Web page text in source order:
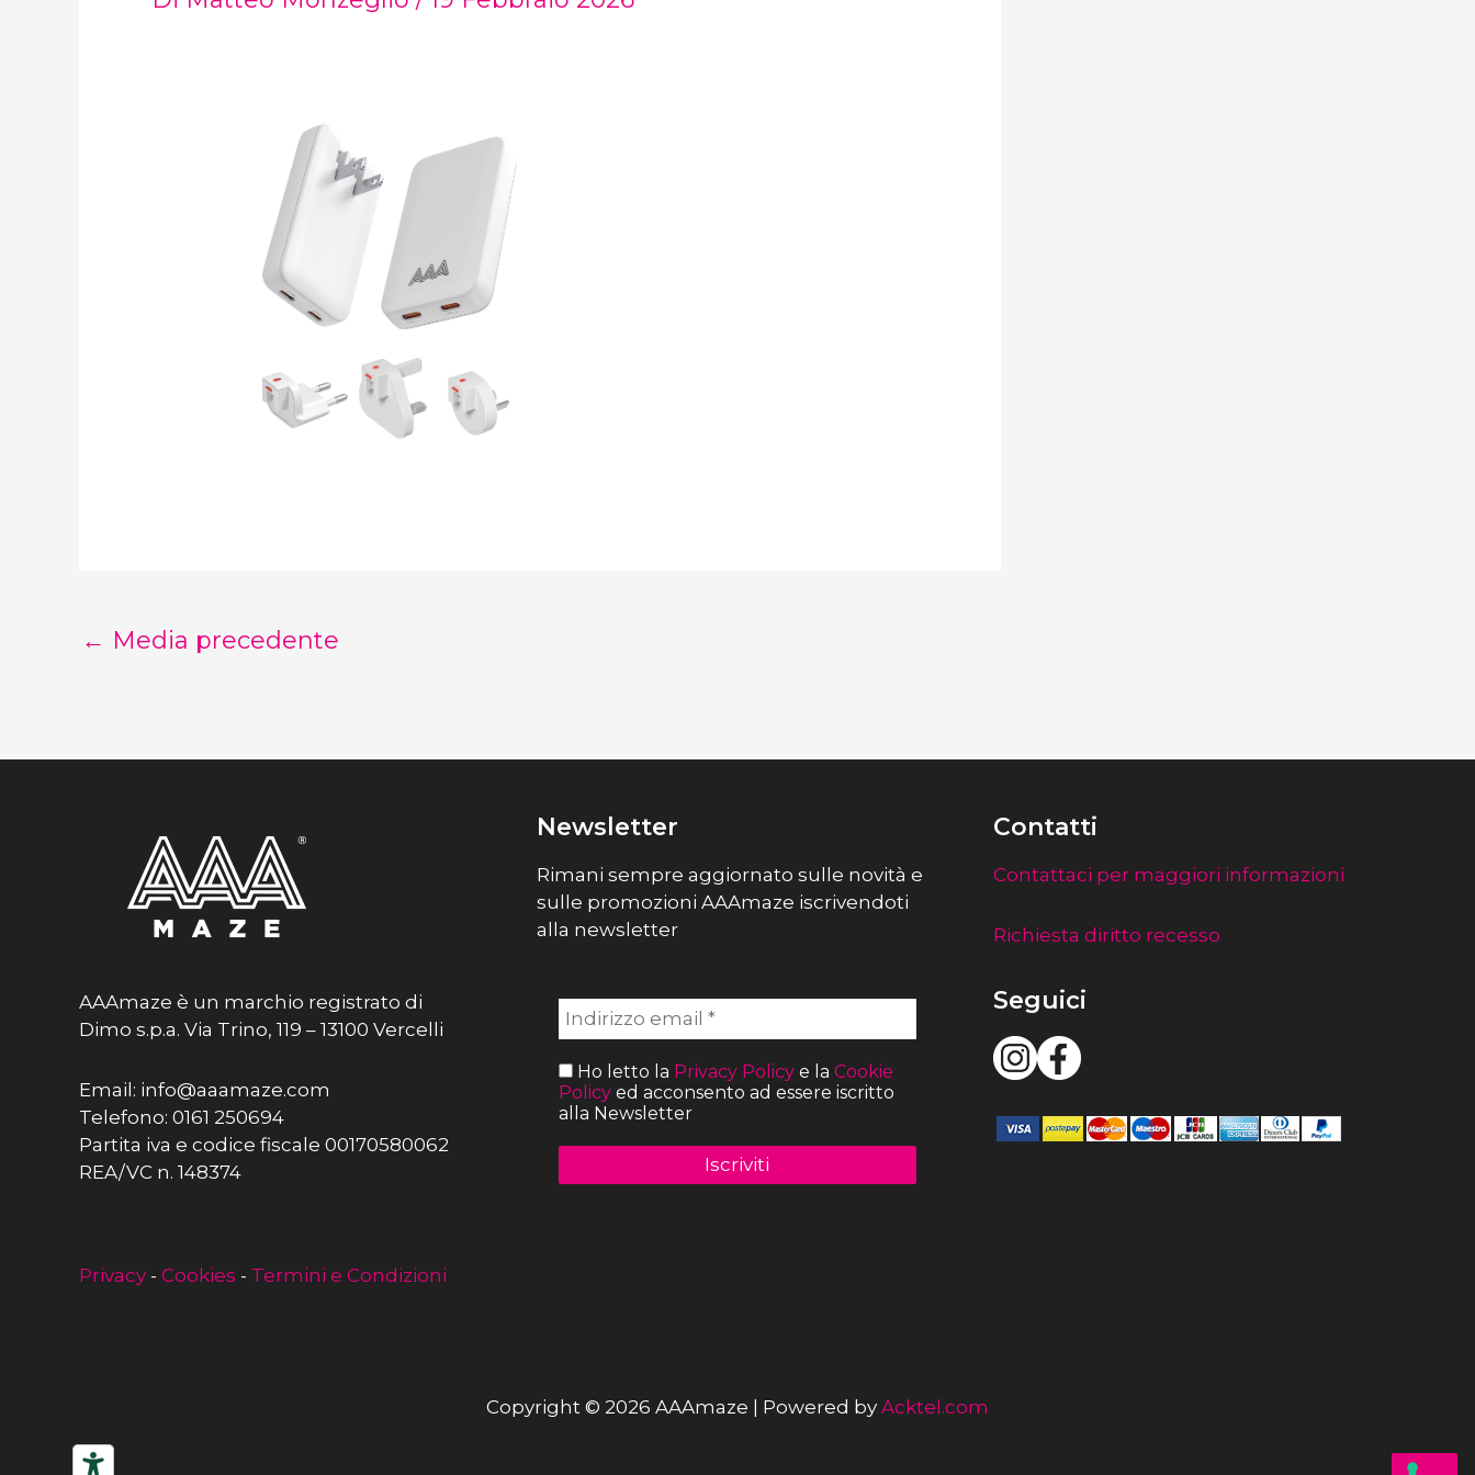
← Media precedente
AAAmaze è un marchio registrato di
Dimo s.p.a. Via Trino, 119 – 13100 Vercelli
Email: info@aaamaze.com
Telefono: 0161 250694
Partita iva e codice fiscale 00170580062
REA/VC n. 148374
Privacy - Cookies - Termini e Condizioni
Newsletter
Rimani sempre aggiornato sulle novità e
sulle promozioni AAAmaze iscrivendoti
alla newsletter
Ho letto la Privacy Policye la Cookie
Policyed acconsento ad essere iscritto
alla Newsletter
Contatti
Contattaci per maggiori informazioni
Richiesta diritto recesso
Seguici
Copyright © 2026 AAAmaze | Powered by Acktel.com